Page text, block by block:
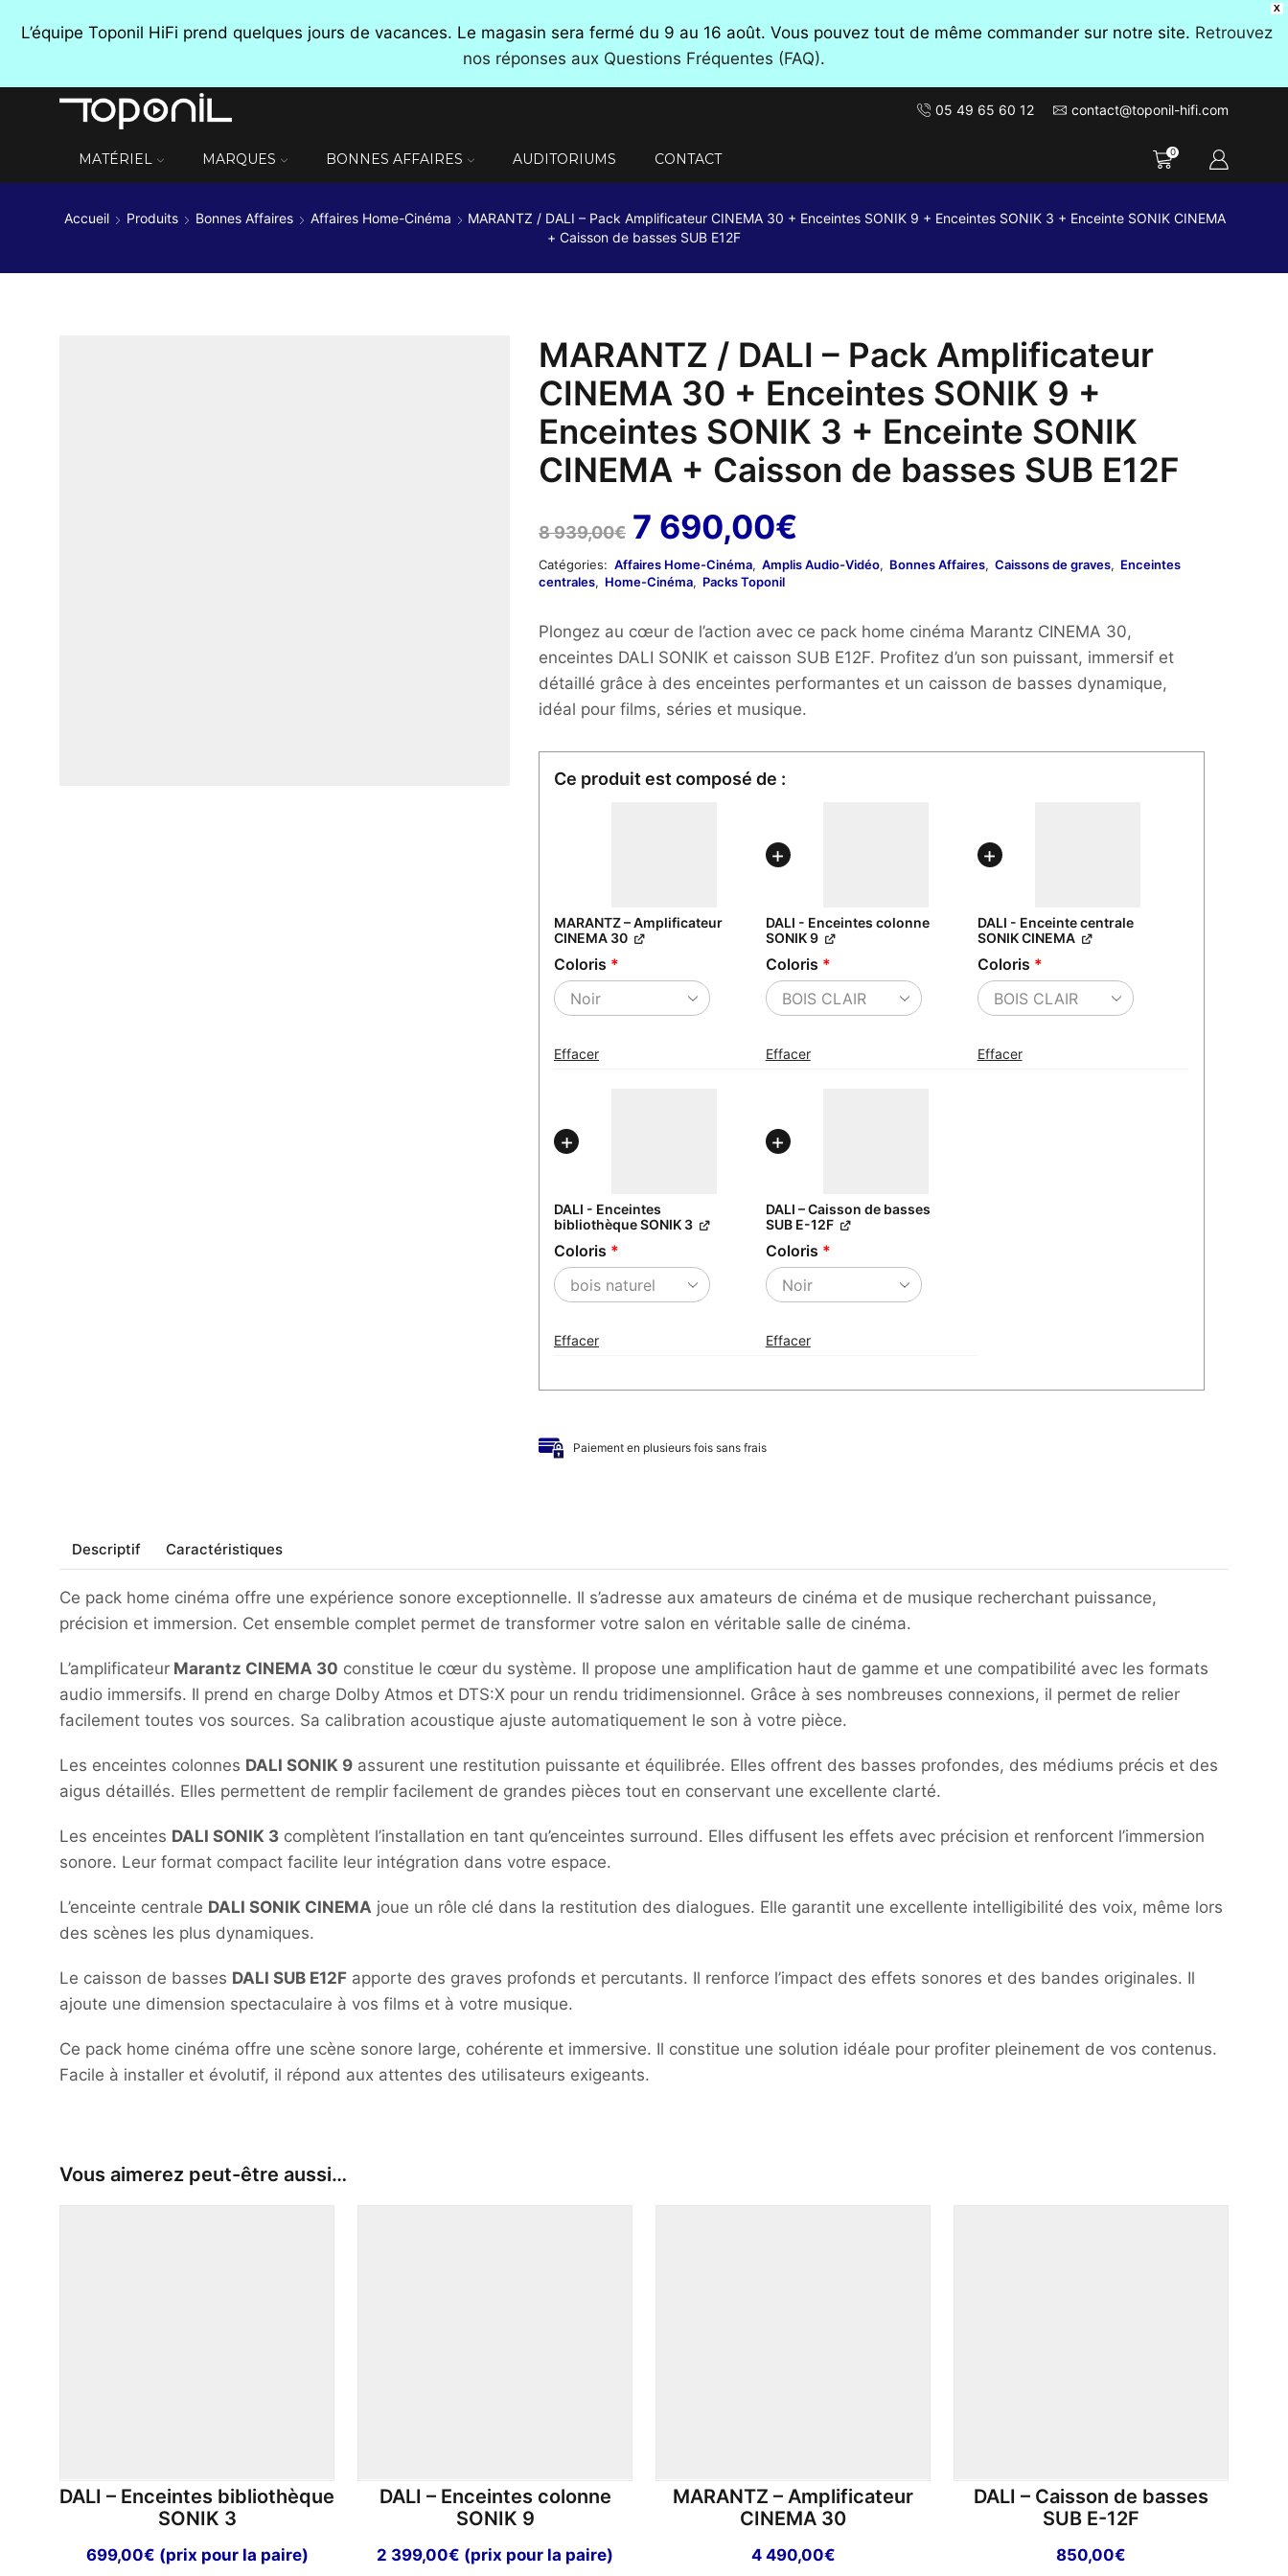
X
L’équipe Toponil HiFi prend quelques jours de vacances. Le magasin sera fermé du 9 au 16 août. Vous pouvez tout de même commander sur notre site. Retrouvez
nos réponses aux Questions Fréquentes (FAQ).
05 49 65 60 12 contact@toponil-hifi.com
MATÉRIEL MARQUES BONNES AFFAIRES AUDITORIUMS CONTACT 0
Accueil Produits Bonnes Affaires Affaires Home-Cinéma
MARANTZ / DALI – Pack Amplificateur CINEMA 30 + Enceintes SONIK 9 + Enceintes SONIK 3 + Enceinte SONIK CINEMA
+ Caisson de basses SUB E12F
MARANTZ / DALI – Pack Amplificateur
CINEMA 30 + Enceintes SONIK 9 +
Enceintes SONIK 3 + Enceinte SONIK
CINEMA + Caisson de basses SUB E12F
8 939,00€ Le
prix
initial
était :
8
939,00€.
7 690,00€
prix
est :
7
690,00€.
Catégories: Affaires Home-Cinéma, Amplis Audio-Vidéo, Bonnes Affaires, Caissons de graves, Enceintes
centrales, Home-Cinéma, Packs Toponil
Plongez au cœur de l’action avec ce pack home cinéma Marantz CINEMA 30,
enceintes DALI SONIK et caisson SUB E12F. Profitez d’un son puissant, immersif et
détaillé grâce à des enceintes performantes et un caisson de basses dynamique,
idéal pour films, séries et musique.
MARANTZ – Amplificateur
CINEMA 30
Coloris *
Effacer
DALI - Enceintes colonne
SONIK 9
Coloris *
Effacer
DALI - Enceinte centrale
SONIK CINEMA
Coloris *
Effacer
DALI - Enceintes
bibliothèque SONIK 3
Coloris *
Effacer
DALI – Caisson de basses
SUB E-12F
Coloris *
Effacer
Paiement en plusieurs fois sans frais
Descriptif Caractéristiques
Ce pack home cinéma offre une expérience sonore exceptionnelle. Il s’adresse aux amateurs de cinéma et de musique recherchant puissance,
précision et immersion. Cet ensemble complet permet de transformer votre salon en véritable salle de cinéma.
L’amplificateur Marantz CINEMA 30 constitue le cœur du système. Il propose une amplification haut de gamme et une compatibilité avec les formats
audio immersifs. Il prend en charge Dolby Atmos et DTS:X pour un rendu tridimensionnel. Grâce à ses nombreuses connexions, il permet de relier
facilement toutes vos sources. Sa calibration acoustique ajuste automatiquement le son à votre pièce.
Les enceintes colonnes DALI SONIK 9 assurent une restitution puissante et équilibrée. Elles offrent des basses profondes, des médiums précis et des
aigus détaillés. Elles permettent de remplir facilement de grandes pièces tout en conservant une excellente clarté.
Les enceintes DALI SONIK 3 complètent l’installation en tant qu’enceintes surround. Elles diffusent les effets avec précision et renforcent l’immersion
sonore. Leur format compact facilite leur intégration dans votre espace.
L’enceinte centrale DALI SONIK CINEMA joue un rôle clé dans la restitution des dialogues. Elle garantit une excellente intelligibilité des voix, même lors
des scènes les plus dynamiques.
Le caisson de basses DALI SUB E12F apporte des graves profonds et percutants. Il renforce l’impact des effets sonores et des bandes originales. Il
ajoute une dimension spectaculaire à vos films et à votre musique.
Ce pack home cinéma offre une scène sonore large, cohérente et immersive. Il constitue une solution idéale pour profiter pleinement de vos contenus.
Facile à installer et évolutif, il répond aux attentes des utilisateurs exigeants.
Vous aimerez peut-être aussi…
DALI – Enceintes bibliothèque
SONIK 3
699,00€ (prix pour la paire)
DALI – Enceintes colonne
SONIK 9
2 399,00€ (prix pour la paire)
MARANTZ – Amplificateur
CINEMA 30
4 490,00€
DALI – Caisson de basses
SUB E-12F
850,00€